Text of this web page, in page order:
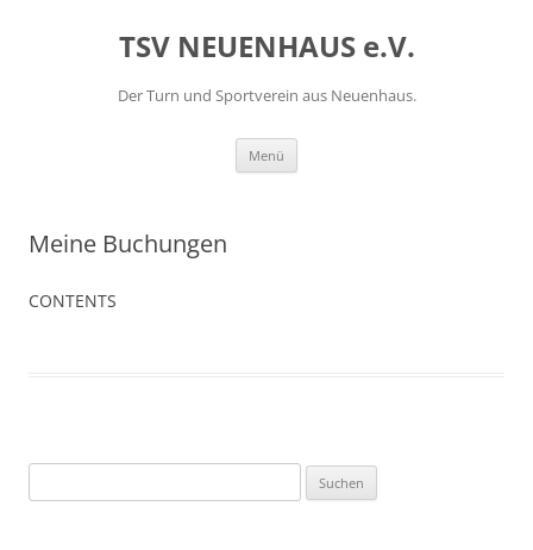
TSV NEUENHAUS e.V.
Der Turn und Sportverein aus Neuenhaus.
Menü
Meine Buchungen
CONTENTS
nach: